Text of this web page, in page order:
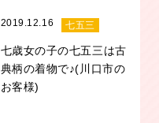
2019.12.16 七五三
七歳女の子の七五三は古
典柄の着物で♪(川口市の
お客様)